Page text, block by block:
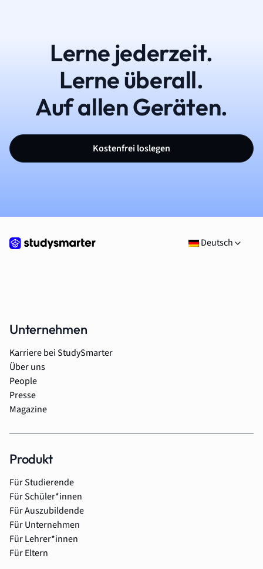
Lerne jederzeit.
Lerne überall.
Auf allen Geräten.
Kostenfrei loslegen
Deutsch
Unternehmen
Karriere bei StudySmarter
Über uns
People
Presse
Magazine
Produkt
Für Studierende
Für Schüler*innen
Für Auszubildende
Für Unternehmen
Für Lehrer*innen
Für Eltern